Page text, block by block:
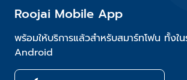
Roojai Mobile App
พร้อมให้บริการแล้วสำหรับสมาร์ทโฟน ทั้งใ
Android